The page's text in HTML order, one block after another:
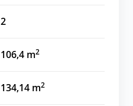
2
106,4 m2
134,14 m2